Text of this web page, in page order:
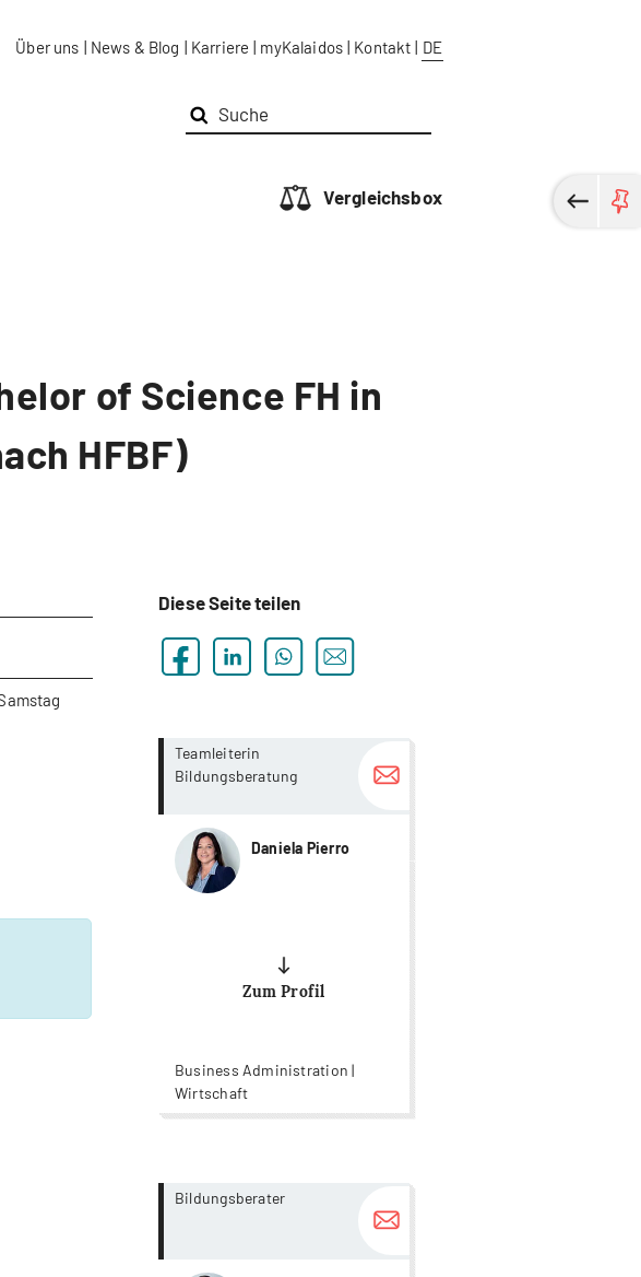
Über uns | News & Blog | Karriere | myKalaidos | Kontakt | DE
Vergleichsbox
of Science FH in
HFBF)
Diese Seite teilen
Teamleiterin
Bildungsberatung
Daniela Pierro
Zum Profil
Business Administration |
Wirtschaft
more...
more...
Bildungsberater more...
more...